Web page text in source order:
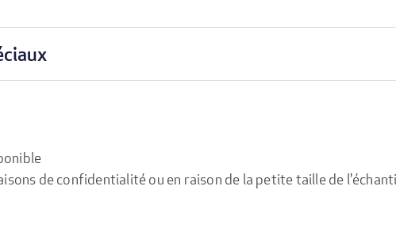
de confidentialité ou en raison de la petite taille de